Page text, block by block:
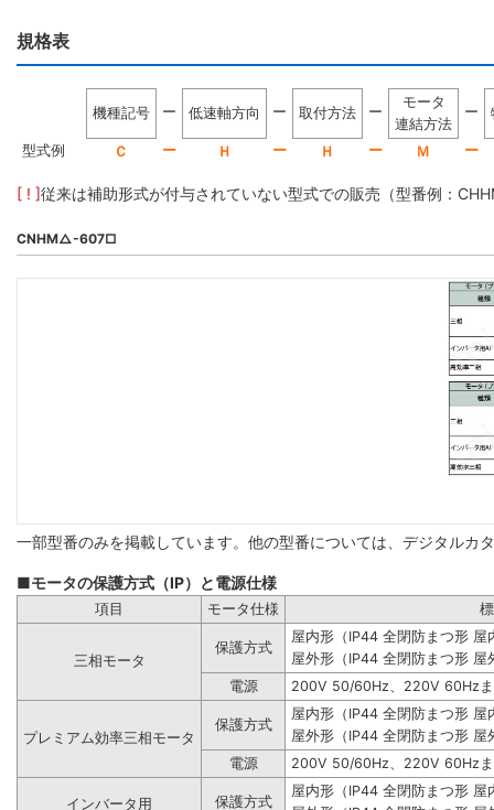
規格表
機種記号 ー 低速軸方向 ー 取付方法 ー
モータ
連結方法
ー
型式例 Ｃ ー Ｈ ー Ｈ ー Ｍ ー
[ ! ]従来は補助形式が付与されていない型式での販売（型番例：
CNHM△-607□
一部型番のみを掲載しています。他の型番については、デジタルカ
■モータの保護方式（IP）と電源仕様
項目 モータ仕様
三相モータ
保護方式
屋内形（IP44 全閉防まつ形 屋
屋外形（IP44 全閉防まつ形 屋
電源
200V 50/60Hz、220V 60Hz
プレミアム効率三相モータ
保護方式
屋内形（IP44 全閉防まつ形 屋
屋外形（IP44 全閉防まつ形 屋
電源
200V 50/60Hz、220V 60Hz
インバータ用
保護方式
屋内形（IP44 全閉防まつ形 屋